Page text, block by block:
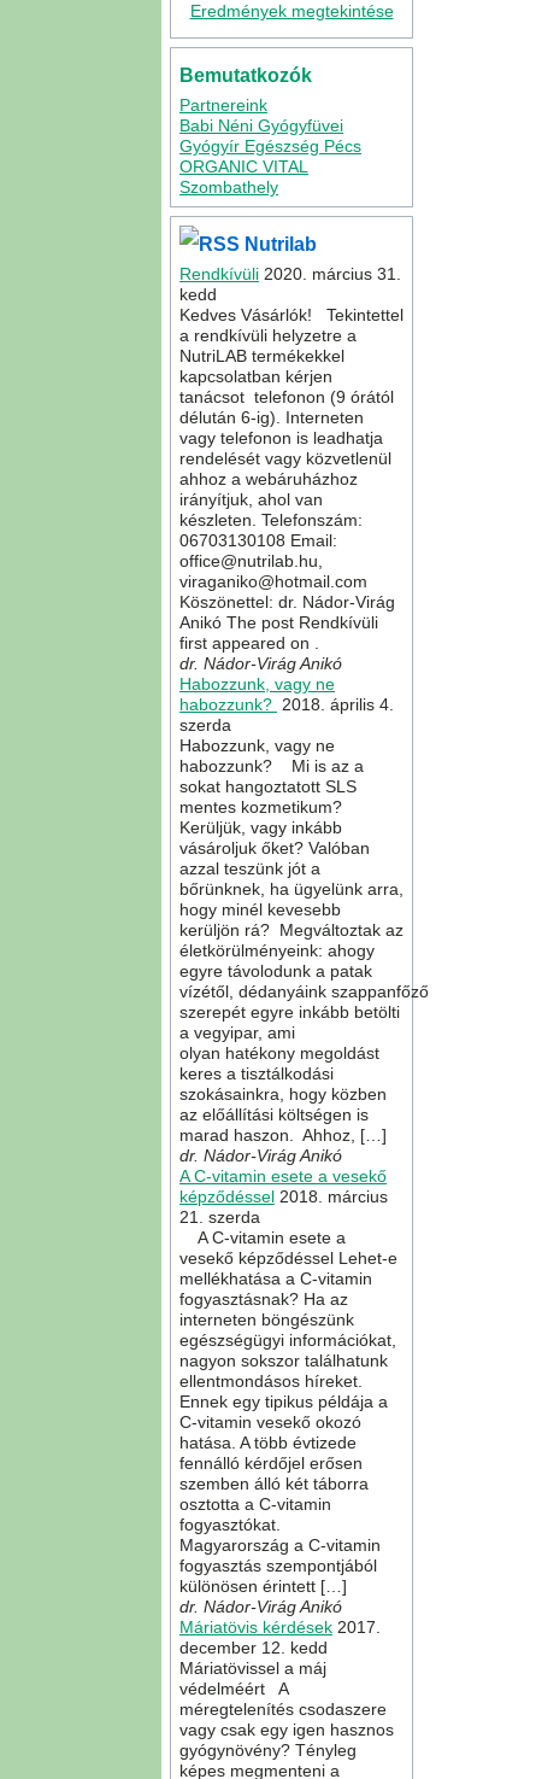
Eredmények megtekintése
Bemutatkozók
Partnereink
Babi Néni Gyógyfüvei
Gyógyír Egészség Pécs
ORGANIC VITAL
Szombathely
Nutrilab
Rendkívüli 2020. március 31.
kedd
Kedves Vásárlók! Tekintettel
a rendkívüli helyzetre a
NutriLAB termékekkel
kapcsolatban kérjen
tanácsot telefonon (9 órától
délután 6-ig). Interneten
vagy telefonon is leadhatja
rendelését vagy közvetlenül
ahhoz a webáruházhoz
irányítjuk, ahol van
készleten. Telefonszám:
06703130108 Email:
office@nutrilab.hu,
viraganiko@hotmail.com
Köszönettel: dr. Nádor-Virág
Anikó The post Rendkívüli
first appeared on .
dr. Nádor-Virág Anikó
Habozzunk, vagy ne
habozzunk? 2018. április 4.
szerda
Habozzunk, vagy ne
habozzunk? Mi is az a
sokat hangoztatott SLS
mentes kozmetikum?
Kerüljük, vagy inkább
vásároljuk őket? Valóban
azzal teszünk jót a
bőrünknek, ha ügyelünk arra,
hogy minél kevesebb
kerüljön rá? Megváltoztak az
életkörülményeink: ahogy
egyre távolodunk a patak
vízétől, dédanyáink szappanfőző
szerepét egyre inkább betölti
a vegyipar, ami
olyan hatékony megoldást
keres a tisztálkodási
szokásainkra, hogy közben
az előállítási költségen is
marad haszon. Ahhoz, […]
dr. Nádor-Virág Anikó
A C-vitamin esete a vesekő
képződéssel 2018. március
21. szerda
A C-vitamin esete a
vesekő képződéssel Lehet-e
mellékhatása a C-vitamin
fogyasztásnak? Ha az
interneten böngészünk
egészségügyi információkat,
nagyon sokszor találhatunk
ellentmondásos híreket.
Ennek egy tipikus példája a
C-vitamin vesekő okozó
hatása. A több évtizede
fennálló kérdőjel erősen
szemben álló két táborra
osztotta a C-vitamin
fogyasztókat.
Magyarország a C-vitamin
fogyasztás szempontjából
különösen érintett […]
dr. Nádor-Virág Anikó
Máriatövis kérdések 2017.
december 12. kedd
Máriatövissel a máj
védelméért A
méregtelenítés csodaszere
vagy csak egy igen hasznos
gyógynövény? Tényleg
képes megmenteni a